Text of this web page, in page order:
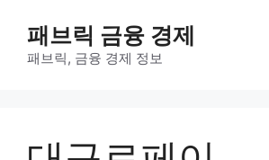
패브릭 금융 경제
패브릭, 금융 경제 정보